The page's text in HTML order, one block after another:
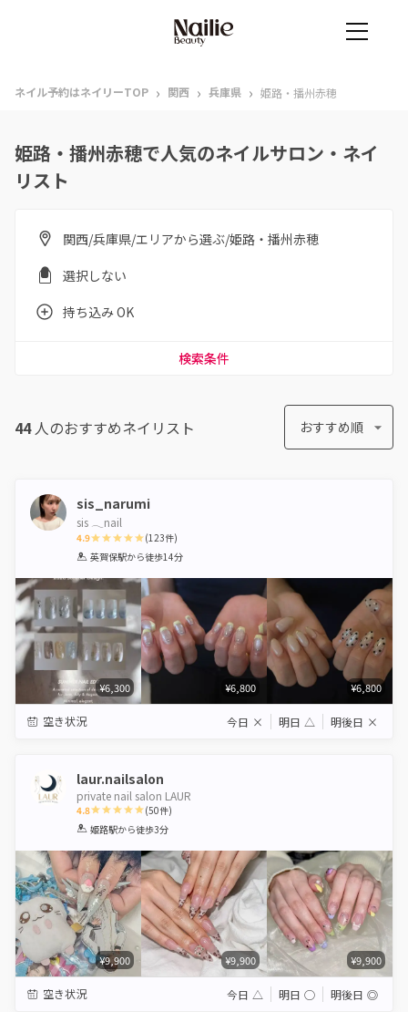
ネイル予約はネイリーTOP › 関西 › 兵庫県 › 姫路・播州赤穂
姫路・播州赤穂で人気のネイルサロン・ネイ
リスト
関西/兵庫県/エリアから選ぶ/姫路・播州赤穂
選択しない
持ち込み OK
検索条件
44人のおすすめネイリスト おすすめ順
sis_narumi
sis 𓂃nail
4.9
1 2 3 4 5
(123件)
英賀保駅から徒歩14分
¥6,300 ¥6,800 ¥6,800
空き状況 今日 × 明日 △ 明後日 ×
laur.nailsalon
private nail salon LAUR
4.8
1 2 3 4 5
(50件)
姫路駅から徒歩3分
¥9,900 ¥9,900 ¥9,900
空き状況 今日 △ 明日 ◯ 明後日 ◎